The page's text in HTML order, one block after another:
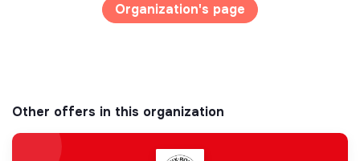
Organization's page
Other offers in this organization